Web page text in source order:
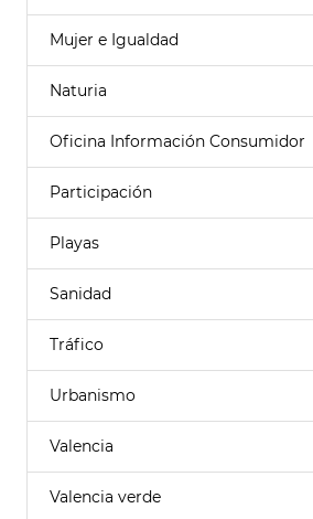
Mujer e Igualdad
Naturia
Oficina Información Consumidor
Participación
Playas
Sanidad
Tráfico
Urbanismo
Valencia
Valencia verde